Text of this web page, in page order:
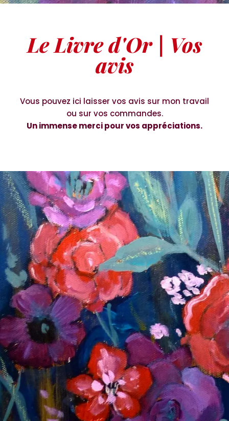
Le Livre d'Or | Vos
avis
Vous pouvez ici laisser vos avis sur mon travail
ou sur vos commandes.
Un immense merci pour vos appréciations.